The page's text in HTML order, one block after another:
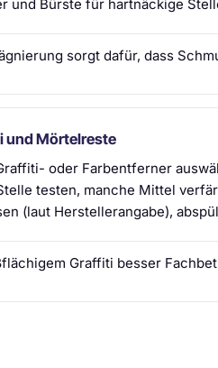
und Bürste für hartnäckige
sorgt dafür, dass
und Mörtelreste
oder Farbentferner
testen, manche Mittel
(laut Herstellerangabe),
Graffiti besser